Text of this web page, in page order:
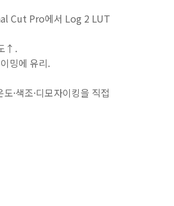
Cut Pro에서 Log 2 LUT
↑.
밍에 유리.
·색조·디모자이킹을 직접